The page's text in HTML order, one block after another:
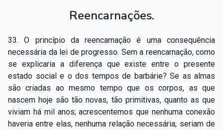
Reencarnações.
33. O princípio da reencarnação é uma consequência
necessária da lei de progresso. Sem a reencarnação, como
se explicaria a diferença que existe entre o presente
estado social e o dos tempos de barbárie? Se as almas
são criadas ao mesmo tempo que os corpos, as que
nascem hoje são tão novas, tão primitivas, quanto as que
viviam há mil anos; acrescentemos que nenhuma conexão
haveria entre elas, nenhuma relação necessária; seriam de